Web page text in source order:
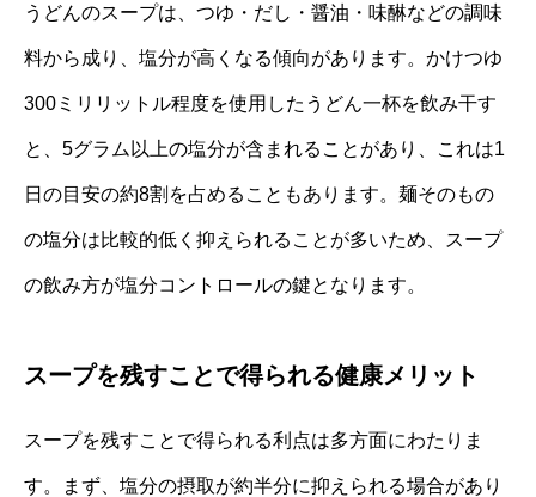
うどんのスープは、つゆ・だし・醤油・味醂などの調味
料から成り、塩分が高くなる傾向があります。かけつゆ
300ミリリットル程度を使用したうどん一杯を飲み干す
と、5グラム以上の塩分が含まれることがあり、これは1
日の目安の約8割を占めることもあります。麺そのもの
の塩分は比較的低く抑えられることが多いため、スープ
の飲み方が塩分コントロールの鍵となります。
スープを残すことで得られる健康メリット
スープを残すことで得られる利点は多方面にわたりま
す。まず、塩分の摂取が約半分に抑えられる場合があり